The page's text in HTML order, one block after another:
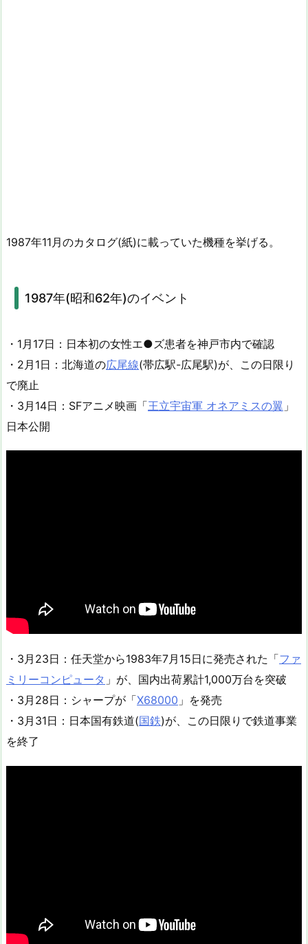
1987年11月のカタログ(紙)に載っていた機種を挙げる。
1987年(昭和62年)のイベント
・1月17日：日本初の女性エ●ズ患者を神戸市内で確認
・2月1日：北海道の広尾線(帯広駅-広尾駅)が、この日限り
で廃止
・3月14日：SFアニメ映画「王立宇宙軍 オネアミスの翼 」
日本公開
・3月23日：任天堂から1983年7月15日に発売された「ファ
ミリーコンピュータ 」が、国内出荷累計1,000万台を突破
・3月28日：シャープが「X68000 」を発売
・3月31日：日本国有鉄道(国鉄)が、この日限りで鉄道事業
を終了